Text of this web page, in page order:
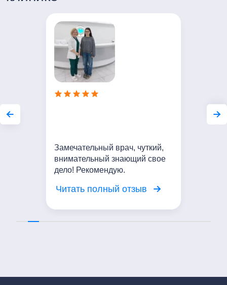
Замечательный врач, чуткий,
внимательный знающий свое
дело! Рекомендую.
Читать полный отзыв